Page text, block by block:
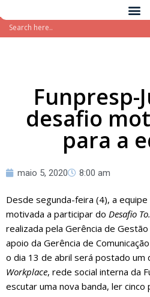
Pular
Funpresp-
desafio
para a
maio 5, 2020 8:00 am
Desde segunda-feira (4), a
motivada a participar do Desafio
realizada pela Gerência de
apoio da Gerência de
o dia 13 de abril será postado
Workplace, rede social interna da
escutar uma nova banda, ler cinco